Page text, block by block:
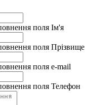
поля Ім'я
поля Прізвище
поля e-mail
поля Телефон